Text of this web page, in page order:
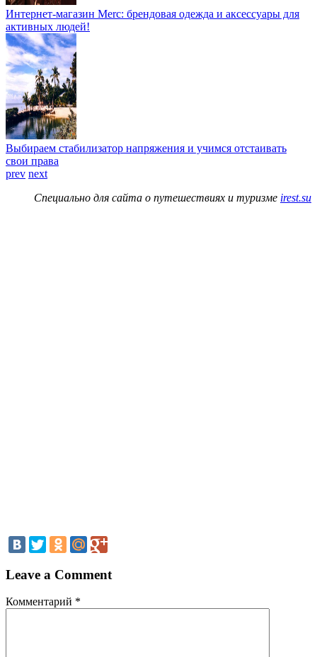
Интернет-магазин Merc: брендовая одежда и аксессуары для
активных людей!
Выбираем стабилизатор напряжения и учимся отстаивать
свои права
prev next
Специально для сайта о путешествиях и туризме irest.su
Leave a Comment
Комментарий *